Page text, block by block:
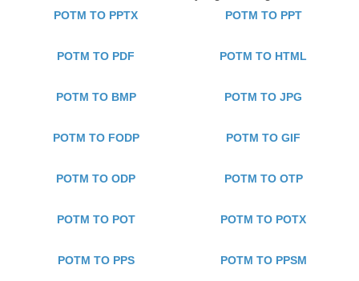
POTM TO PPTX POTM TO PPT
POTM TO PDF POTM TO HTML
POTM TO BMP POTM TO JPG
POTM TO FODP POTM TO GIF
POTM TO ODP POTM TO OTP
POTM TO POT POTM TO POTX
POTM TO PPS POTM TO PPSM